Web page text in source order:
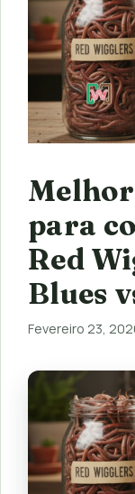
para
Red
Blues
Fevereiro 23,